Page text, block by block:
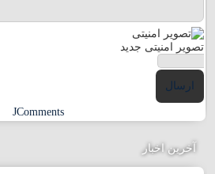
تصویر امنیتی جدید
ارسال
JComments
آخرین اخبار